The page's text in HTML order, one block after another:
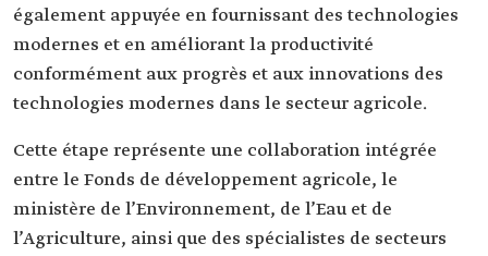
également appuyée en fournissant des technologies
modernes et en améliorant la productivité
conformément aux progrès et aux innovations des
technologies modernes dans le secteur agricole.
Cette étape représente une collaboration intégrée
entre le Fonds de développement agricole, le
ministère de l’Environnement, de l’Eau et de
l’Agriculture, ainsi que des spécialistes de secteurs